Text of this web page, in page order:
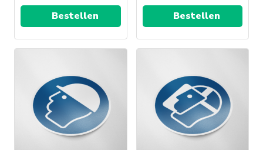
Bestellen Bestellen